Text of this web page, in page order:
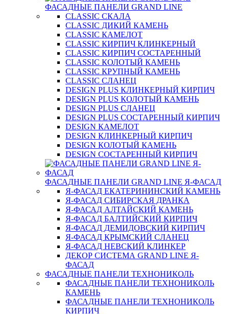
ФАСАДНЫЕ ПАНЕЛИ GRAND LINE
CLASSIC СКАЛА
CLASSIC ДИКИЙ КАМЕНЬ
CLASSIC КАМЕЛОТ
CLASSIC КИРПИЧ КЛИНКЕРНЫЙ
CLASSIC КИРПИЧ СОСТАРЕННЫЙ
CLASSIC КОЛОТЫЙ КАМЕНЬ
CLASSIC КРУПНЫЙ КАМЕНЬ
CLASSIC СЛАНЕЦ
DESIGN PLUS КЛИНКЕРНЫЙ КИРПИЧ
DESIGN PLUS КОЛОТЫЙ КАМЕНЬ
DESIGN PLUS СЛАНЕЦ
DESIGN PLUS СОСТАРЕННЫЙ КИРПИЧ
DESIGN КАМЕЛОТ
DESIGN КЛИНКЕРНЫЙ КИРПИЧ
DESIGN КОЛОТЫЙ КАМЕНЬ
DESIGN СОСТАРЕННЫЙ КИРПИЧ
ФАСАДНЫЕ ПАНЕЛИ GRAND LINE Я-ФАСАД
Я-ФАСАД ЕКАТЕРИНИНСКИЙ КАМЕНЬ
Я-ФАСАД СИБИРСКАЯ ДРАНКА
Я-ФАСАД АЛТАЙСКИЙ КАМЕНЬ
Я-ФАСАД БАЛТИЙСКИЙ КИРПИЧ
Я-ФАСАД ДЕМИДОВСКИЙ КИРПИЧ
Я-ФАСАД КРЫМСКИЙ СЛАНЕЦ
Я-ФАСАД НЕВСКИЙ КЛИНКЕР
ДЕКОР СИСТЕМА GRAND LINE Я-
ФАСАД
ФАСАДНЫЕ ПАНЕЛИ ТЕХНОНИКОЛЬ
ФАСАДНЫЕ ПАНЕЛИ ТЕХНОНИКОЛЬ
КАМЕНЬ
ФАСАДНЫЕ ПАНЕЛИ ТЕХНОНИКОЛЬ
КИРПИЧ